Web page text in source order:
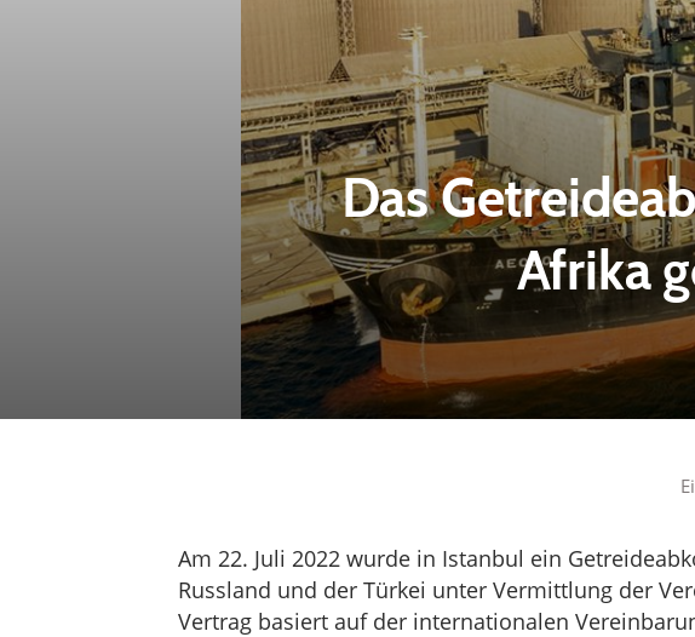
Das
Afrika
Am 22. Juli 2022 wurde in Istanbul ein
Russland und der Türkei unter Vermittlung der
Vertrag basiert auf der internationalen